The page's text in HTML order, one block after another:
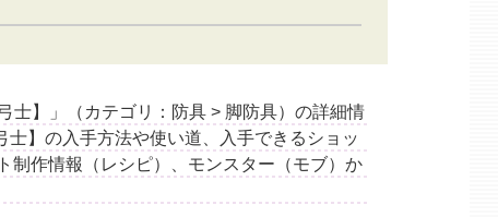
士】」（カテゴリ：防具 > 脚防具）の詳細情
】の入手方法や使い道、入手できるショッ
制作情報（レシピ）、モンスター（モブ）か